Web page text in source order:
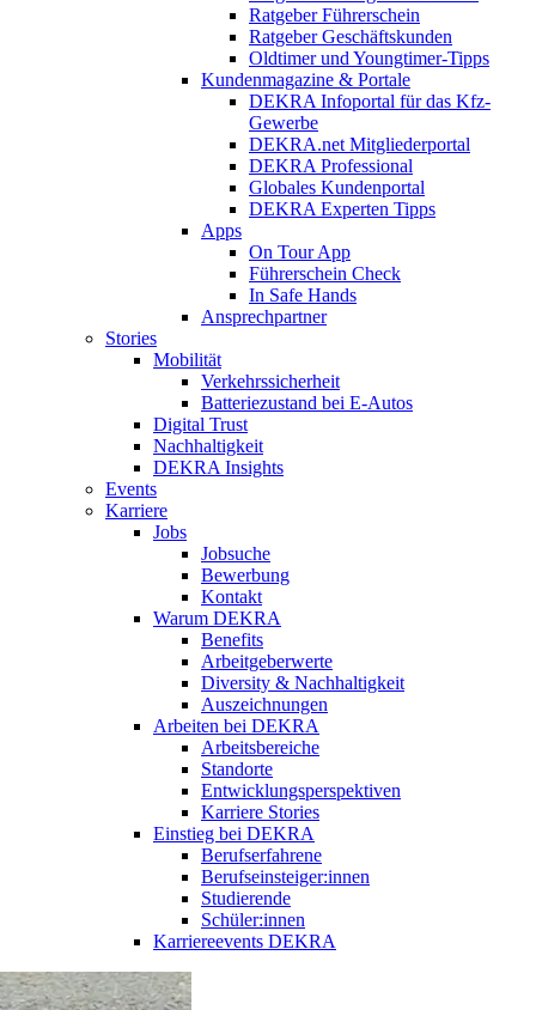
Ratgeber Führerschein
Ratgeber Geschäftskunden
Oldtimer und Youngtimer-Tipps
Kundenmagazine & Portale
DEKRA Infoportal für das Kfz-
Gewerbe
DEKRA.net Mitgliederportal
DEKRA Professional
Globales Kundenportal
DEKRA Experten Tipps
Apps
On Tour App
Führerschein Check
In Safe Hands
Ansprechpartner
Stories
Mobilität
Verkehrssicherheit
Batteriezustand bei E-Autos
Digital Trust
Nachhaltigkeit
DEKRA Insights
Events
Karriere
Jobs
Jobsuche
Bewerbung
Kontakt
Warum DEKRA
Benefits
Arbeitgeberwerte
Diversity & Nachhaltigkeit
Auszeichnungen
Arbeiten bei DEKRA
Arbeitsbereiche
Standorte
Entwicklungsperspektiven
Karriere Stories
Einstieg bei DEKRA
Berufserfahrene
Berufseinsteiger:innen
Studierende
Schüler:innen
Karriereevents DEKRA